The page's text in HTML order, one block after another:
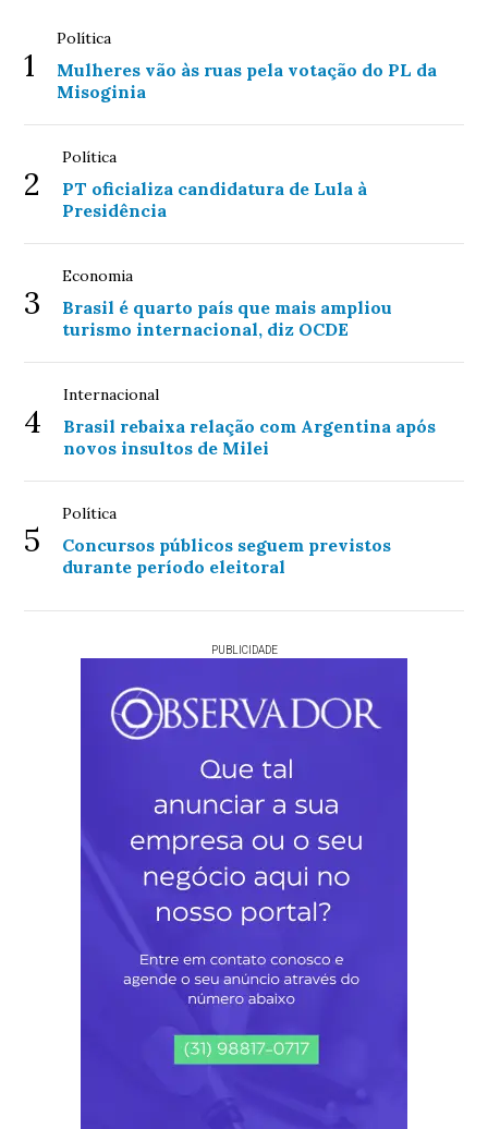
1
Política
Mulheres vão às ruas pela votação do PL da
Misoginia
2
Política
PT oficializa candidatura de Lula à
Presidência
3
Economia
Brasil é quarto país que mais ampliou
turismo internacional, diz OCDE
4
Internacional
Brasil rebaixa relação com Argentina após
novos insultos de Milei
5
Política
Concursos públicos seguem previstos
durante período eleitoral
PUBLICIDADE